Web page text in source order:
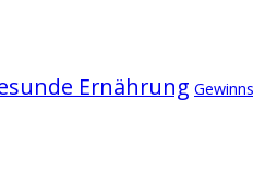
Ernährung